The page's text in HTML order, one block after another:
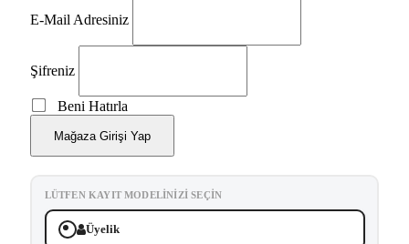
E-Mail Adresiniz
Şifreniz
Beni Hatırla
Mağaza Girişi Yap
LÜTFEN KAYIT MODELINIZI SEÇIN
Üyelik